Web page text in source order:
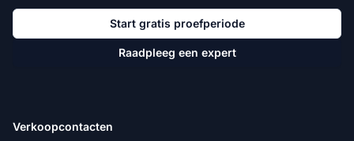
Start gratis proefperiode
Raadpleeg een expert
Verkoopcontacten